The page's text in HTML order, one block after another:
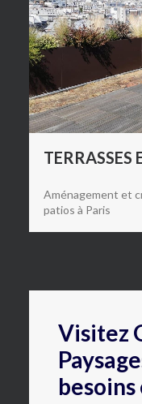
Design Végétal et
pour mariages,
Visitez